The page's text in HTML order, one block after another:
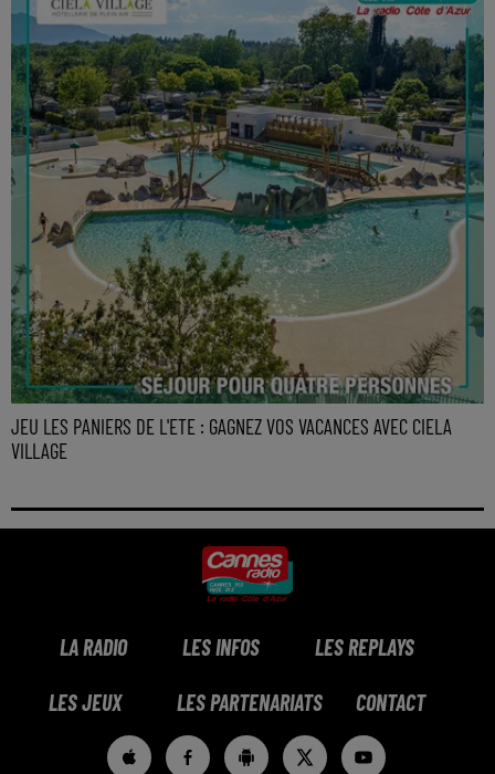
JEU LES PANIERS DE L'ETE : GAGNEZ VOS VACANCES AVEC CIELA
VILLAGE
LA RADIO LES INFOS LES REPLAYS
LES JEUX LES PARTENARIATS CONTACT